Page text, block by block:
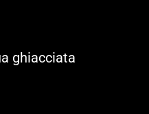
ghiacciata